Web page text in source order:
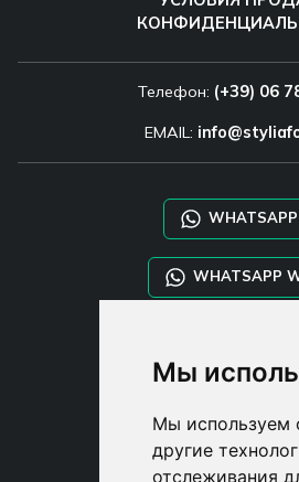
Мы
Мы используем
другие
отслеживания
Телефон: (+39) 06
EMAIL:
WHATSAPP
SHOP B2B